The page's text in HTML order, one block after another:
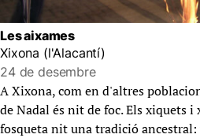
Les aixames
Xixona (l'Alacantí)
24 de desembre
A Xixona, com en d'altres
de Nadal és nit de foc. Els xiquets
fosqueta nit una tradició ancestral: